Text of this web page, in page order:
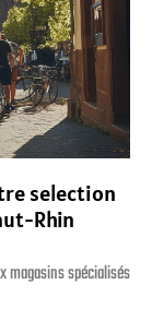
selection
Rhin
magasins spécialisés